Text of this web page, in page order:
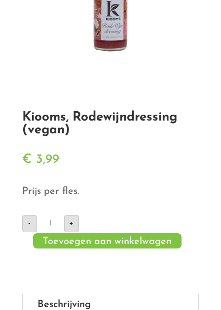
Kiooms, Rodewijndressing
(vegan)
€ 3,99
Prijs per fles.
-
Kiooms,
Rodewijndressing
(vegan)
aantal
+
Toevoegen aan winkelwagen
Beschrijving